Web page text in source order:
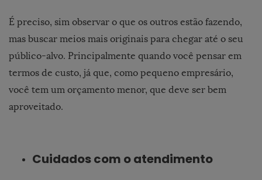
É preciso, sim observar o que os outros estão fazendo,
mas buscar meios mais originais para chegar até o seu
público-alvo. Principalmente quando você pensar em
termos de custo, já que, como pequeno empresário,
você tem um orçamento menor, que deve ser bem
aproveitado.
Cuidados com o atendimento